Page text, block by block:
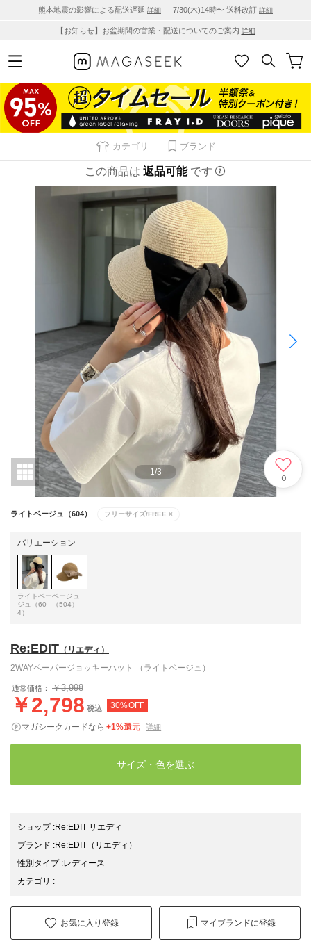
熊本地震の影響による配送遅延 詳細 ｜ 7/30(木)14時〜 送料改訂 詳細
【お知らせ】お盆期間の営業・配送についてのご案内 詳細
カテゴリ ブランド
この商品は 返品可能 です
1 /3
0
ライトベージュ（604） フリーサイズ/FREE ×
バリエーション
ライトベー
ジュ（60
4）
ベージュ
（504）
Re:EDIT （リエディ）
2WAYペーパージョッキーハット （ライトベージュ）
通常価格： ￥3,998
￥2,798 税込 30%OFF
マガシークカードなら +1%還元 詳細
サイズ・色を選ぶ
ショップ:Re:EDIT リエディ
ブランド :Re:EDIT （リエディ）
性別タイプ:レディース
カテゴリ :
お気に入り登録 マイブランドに登録